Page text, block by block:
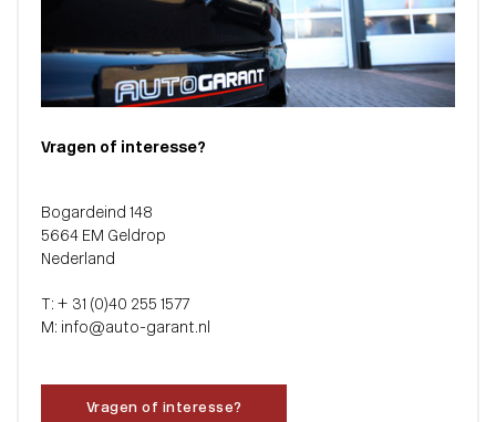
Vragen of interesse?
Bogardeind 148
5664 EM Geldrop
Nederland
T: + 31 (0)40 255 1577
M: info@auto-garant.nl
Vragen of interesse?